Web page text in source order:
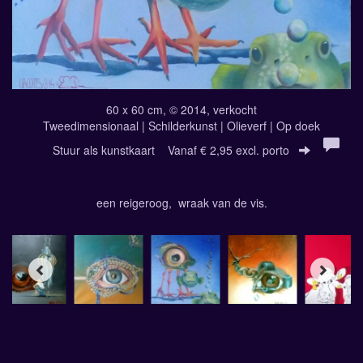
60 x 60 cm, © 2014, verkocht
Tweedimensionaal | Schilderkunst | Olieverf | Op doek
Stuur als kunstkaart Vanaf € 2,95 excl. porto
een reigeroog, wraak van de vis.